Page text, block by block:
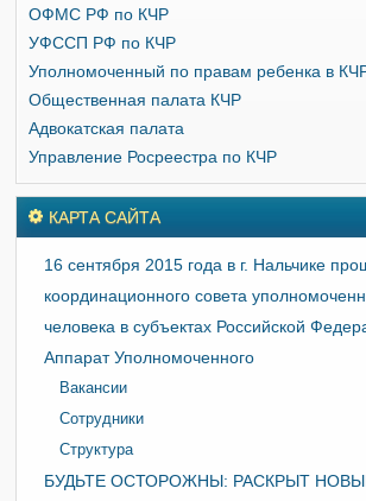
ОФМС РФ по КЧР
УФССП РФ по КЧР
Уполномоченный по правам ребенка в
Общественная палата КЧР
Адвокатская палата
Управление Росреестра по КЧР
КАРТА САЙТА
16 сентября 2015 года в г. Нальчике
координационного совета
человека в субъектах Российской
Аппарат Уполномоченного
Вакансии
Сотрудники
Структура
БУДЬТЕ ОСТОРОЖНЫ: РАСКРЫТ